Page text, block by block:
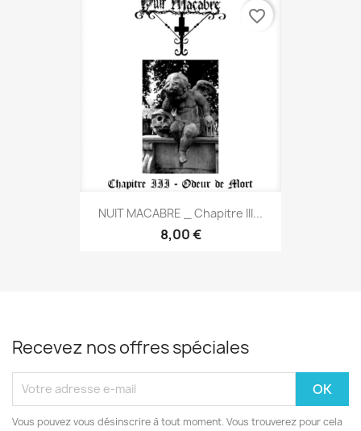
NUIT MACABRE _ Chapitre III...
8,00 €
favorite_border
Recevez nos offres spéciales
Vous pouvez vous désinscrire à tout moment. Vous trouverez pour cela